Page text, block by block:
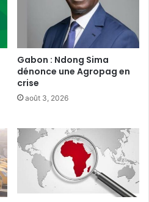
Gabon : Ndong Sima
dénonce une Agropag en
crise
août 3, 2026